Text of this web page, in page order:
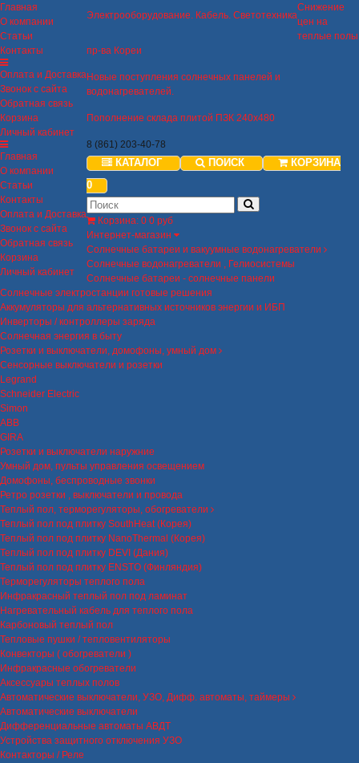
Главная
О компании
Статьи
Контакты
Оплата и Доставка
Звонок с сайта
Обратная связь
Корзина
Личный кабинет
Главная
О компании
Статьи
Контакты
Оплата и Доставка
Звонок с сайта
Обратная связь
Корзина
Личный кабинет
Электрооборудование. Кабель. Светотехника
Снижение
цен на
теплые полы
пр-ва Кореи
Новые поступления солнечных панелей и
водонагревателей.
Пополнение склада плитой ПЗК 240х480
8 (861) 203-40-78
КАТАЛОГ ПОИСК
КОРЗИНА
0
Корзина: 0 0 руб
Интернет-магазин
Солнечные батареи и вакуумные водонагреватели
Солнечные водонагреватели , Гелиосистемы
Солнечные батареи - солнечные панели
Солнечные электростанции готовые решения
Аккумуляторы для альтернативных источников энергии и ИБП
Инверторы / контроллеры заряда
Солнечная энергия в быту
Розетки и выключатели, домофоны, умный дом
Сенсорные выключатели и розетки
Legrand
Schneider Electric
Simon
ABB
GIRA
Розетки и выключатели наружние
Умный дом, пульты управления освещением
Домофоны, беспроводные звонки
Ретро розетки , выключатели и провода
Теплый пол, терморегуляторы, обогреватели
Теплый пол под плитку SouthHeat (Корея)
Теплый пол под плитку NanoThermal (Корея)
Теплый пол под плитку DEVI (Дания)
Теплый пол под плитку ENSTO (Финляндия)
Терморегуляторы теплого пола
Инфракрасный теплый пол под ламинат
Нагревательный кабель для теплого пола
Карбоновый теплый пол
Тепловые пушки / тепловентиляторы
Конвекторы ( обогреватели )
Инфракрасные обогреватели
Аксессуары теплых полов
Автоматические выключатели, УЗО, Дифф. автоматы, таймеры
Автоматические выключатели
Дифференциальные автоматы АВДТ
Устройства защитного отключения УЗО
Контакторы / Реле